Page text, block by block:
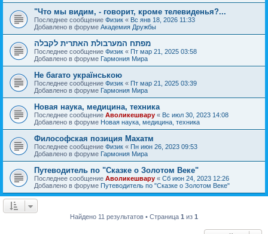
"Что мы видим, - говорит, кроме телевиденья?...
Последнее сообщение Физик « Вс янв 18, 2026 11:33
Добавлено в форуме Академия Дружбы
מפתח המערבולת האתרית לקבלה
Последнее сообщение Физик « Пт мар 21, 2025 03:58
Добавлено в форуме Гармония Мира
Не багато українською
Последнее сообщение Физик « Пт мар 21, 2025 03:39
Добавлено в форуме Гармония Мира
Новая наука, медицина, техника
Последнее сообщение Аволикешвару « Вс июл 30, 2023 14:08
Добавлено в форуме Новая наука, медицина, техника
Философская позиция Махатм
Последнее сообщение Физик « Пн июн 26, 2023 09:53
Добавлено в форуме Гармония Мира
Путеводитель по "Сказке о Золотом Веке"
Последнее сообщение Аволикешвару « Сб июн 24, 2023 12:26
Добавлено в форуме Путеводитель по "Сказке о Золотом Веке"
Найдено 11 результатов • Страница 1 из 1